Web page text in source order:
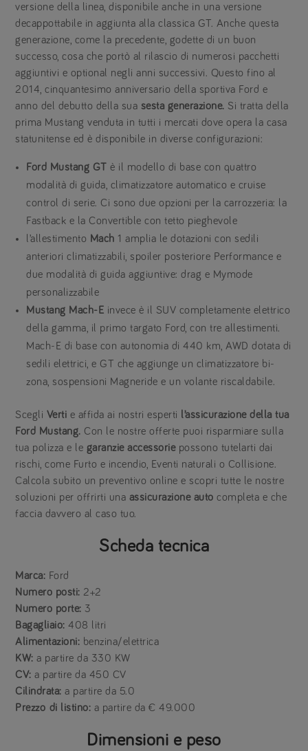
versione della linea, disponibile anche in una versione
decappottabile in aggiunta alla classica GT. Anche questa
generazione, come la precedente, godette di un buon
successo, cosa che portò al rilascio di numerosi pacchetti
aggiuntivi e optional negli anni successivi. Questo fino al
2014, cinquantesimo anniversario della sportiva Ford e
anno del debutto della sua sesta generazione. Si tratta della
prima Mustang venduta in tutti i mercati dove opera la casa
statunitense ed è disponibile in diverse configurazioni:
Ford Mustang GT è il modello di base con quattro
modalità di guida, climatizzatore automatico e cruise
control di serie. Ci sono due opzioni per la carrozzeria: la
Fastback e la Convertible con tetto pieghevole
l’allestimento Mach 1 amplia le dotazioni con sedili
anteriori climatizzabili, spoiler posteriore Performance e
due modalità di guida aggiuntive: drag e Mymode
personalizzabile
Mustang Mach-E invece è il SUV completamente elettrico
della gamma, il primo targato Ford, con tre allestimenti.
Mach-E di base con autonomia di 440 km, AWD dotata di
sedili elettrici, e GT che aggiunge un climatizzatore bi-
zona, sospensioni Magneride e un volante riscaldabile.
Scegli Verti e affida ai nostri esperti l’assicurazione della tua
Ford Mustang. Con le nostre offerte puoi risparmiare sulla
tua polizza e le garanzie accessoriepossono tutelarti dai
rischi, come Furto e incendio, Eventi naturali o Collisione.
Calcola subito un preventivo online e scopri tutte le nostre
soluzioni per offrirti una assicurazione auto completa e che
faccia davvero al caso tuo.
Scheda tecnica
Marca: Ford
Numero posti: 2+2
Numero porte: 3
Bagagliaio: 408 litri
Alimentazioni: benzina/elettrica
KW: a partire da 330 KW
CV: a partire da 450 CV
Cilindrata: a partire da 5.0
Prezzo di listino: a partire da € 49.000
Dimensioni e peso